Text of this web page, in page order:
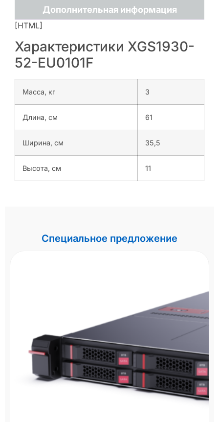
Дополнительная информация
[HTML]
Характеристики XGS1930-
52-EU0101F
Масса, кг 3
Длина, см 61
Ширина, см 35,5
Высота, см 11
Специальное предложение